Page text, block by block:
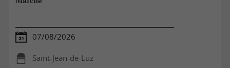
07/08/2026
Saint-Jean-de-Luz